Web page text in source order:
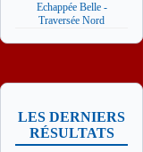
Echappée Belle -
Traversée Nord
LES DERNIERS
RÉSULTATS